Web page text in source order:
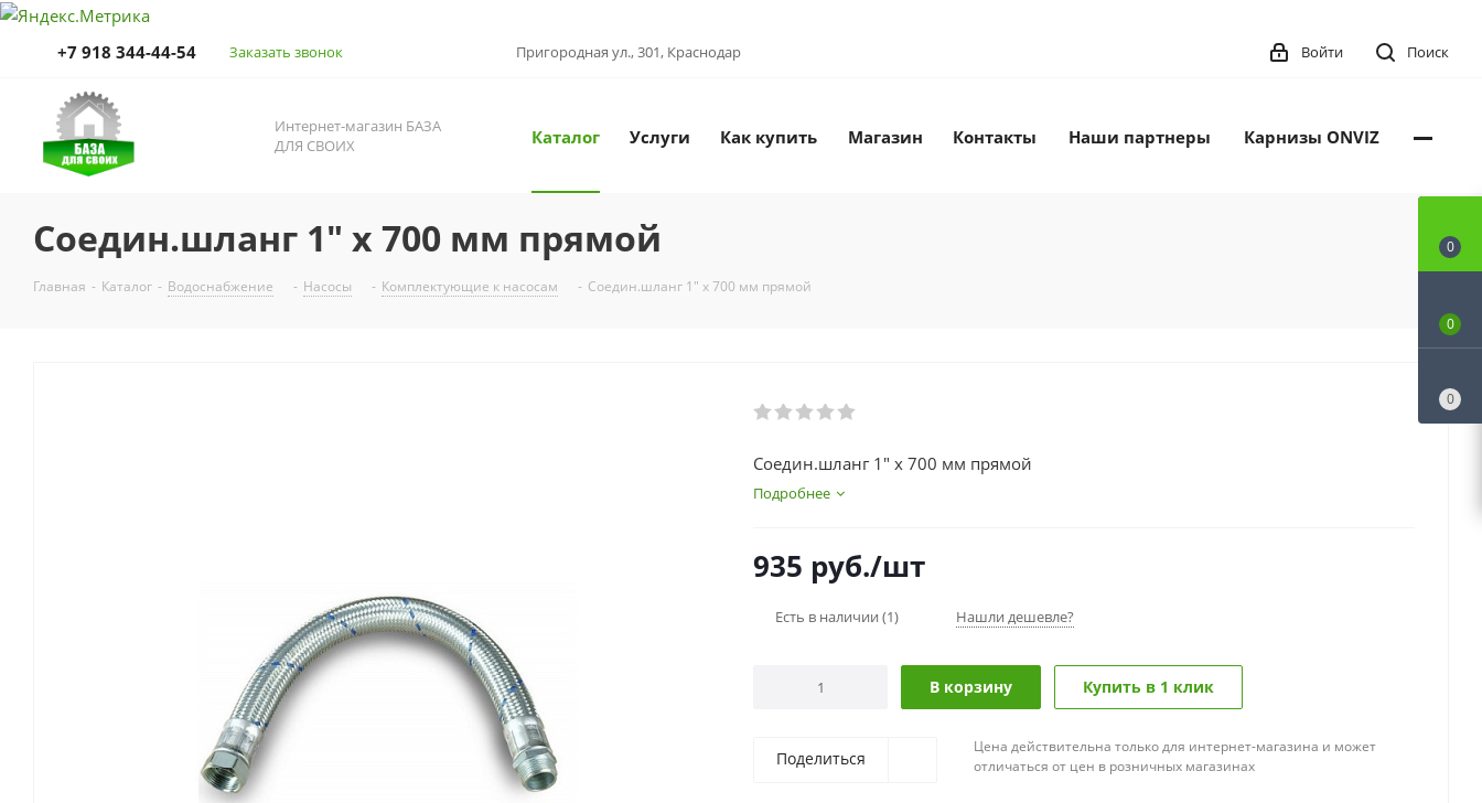
+7 918 344-44-54 Заказать звонок Пригородная ул., 301, Краснодар Поиск
Войти
Интернет-магазин БАЗА
ДЛЯ СВОИХ
Каталог Услуги Как купить Магазин Контакты Наши партнеры Карнизы ONVIZ
Соедин.шланг 1" х 700 мм прямой
Главная - Каталог - Водоснабжение - Насосы - Комплектующие к насосам - Соедин.шланг 1" х 700 мм прямой
Соедин.шланг 1" х 700 мм прямой
Подробнее
935 руб./шт
Есть в наличии (1) Нашли дешевле?
В корзину Купить в 1 клик
Поделиться
Цена действительна только для интернет-магазина и может
отличаться от цен в розничных магазинах
0
0
0